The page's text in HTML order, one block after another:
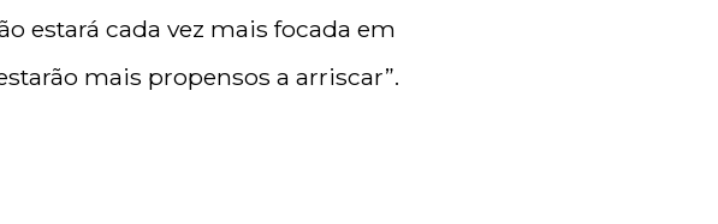
estará cada vez mais focada em
mais propensos a arriscar”.